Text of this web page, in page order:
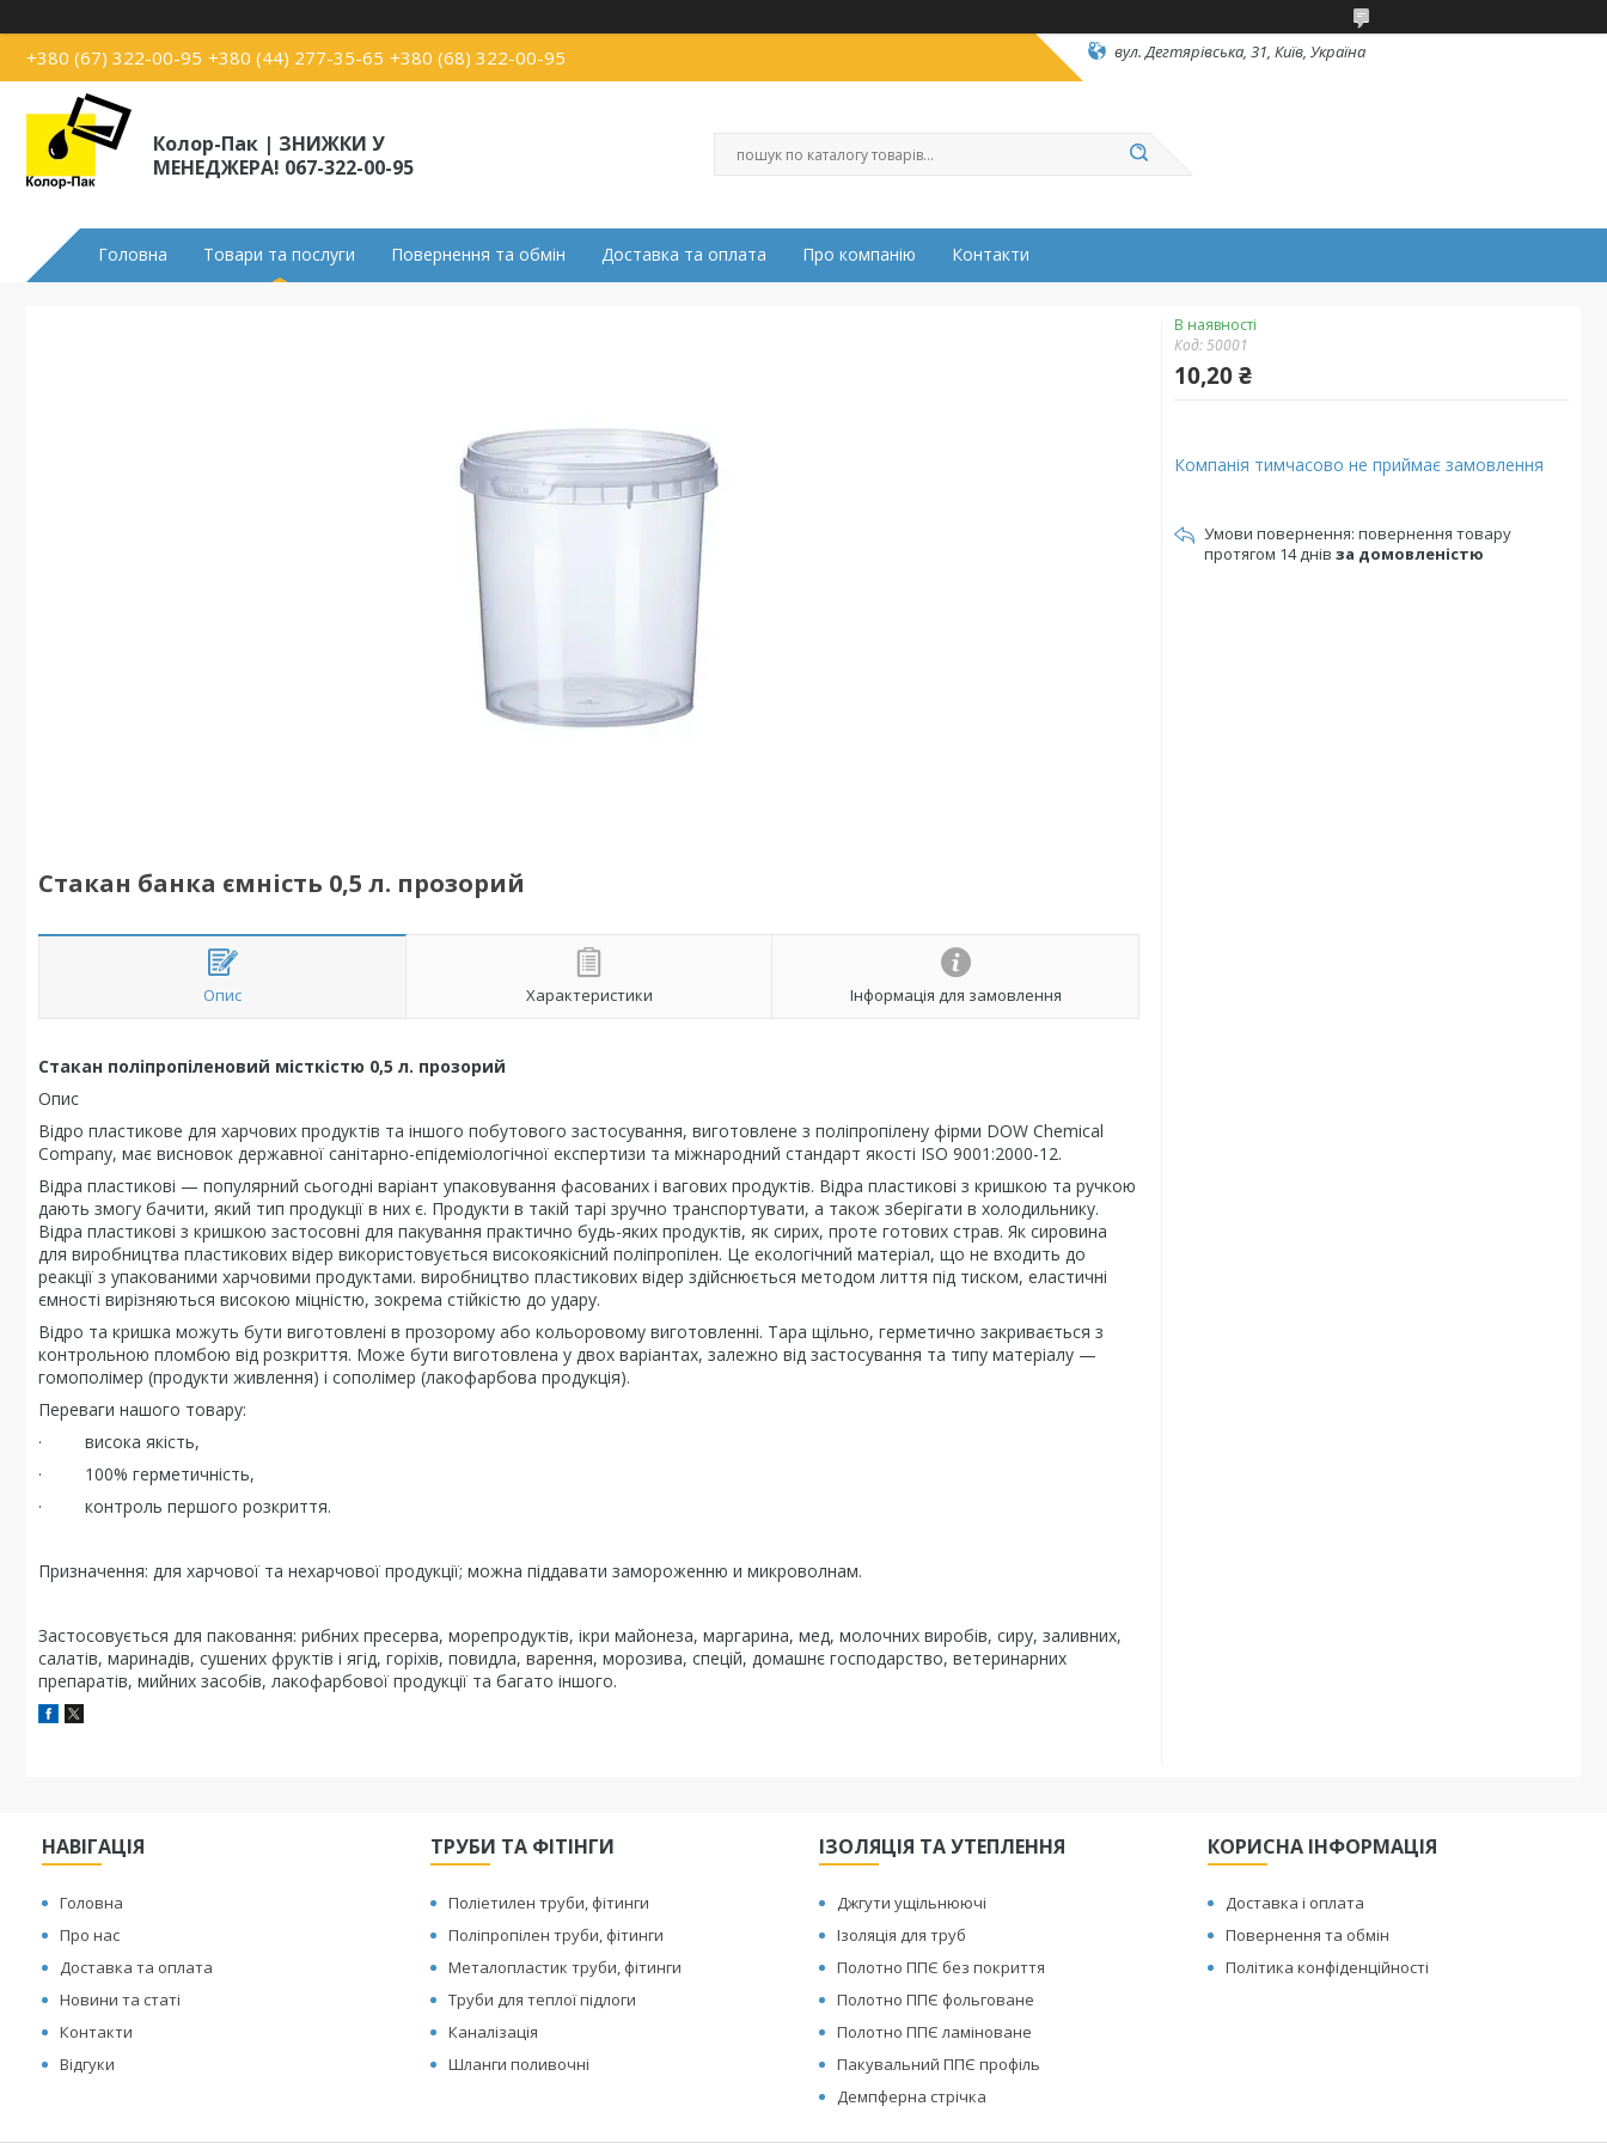
+380 (67) 322-00-95 +380 (44) 277-35-65 +380 (68) 322-00-95 вул. Дегтярівська, 31, Київ, Україна
Колор-Пак | ЗНИЖКИ У
МЕНЕДЖЕРА! 067-322-00-95
Головна Товари та послуги Повернення та обмін Доставка та оплата Про компанію Контакти
Стакан банка ємність 0,5 л. прозорий
Опис Характеристики Інформація для замовлення
Стакан поліпропіленовий місткістю 0,5 л. прозорий
Опис
Відро пластикове для харчових продуктів та іншого побутового застосування, виготовлене з поліпропілену фірми DOW Chemical
Company, має висновок державної санітарно-епідеміологічної експертизи та міжнародний стандарт якості ISO 9001:2000-12.
Відра пластикові — популярний сьогодні варіант упаковування фасованих і вагових продуктів. Відра пластикові з кришкою та ручкою
дають змогу бачити, який тип продукції в них є. Продукти в такій тарі зручно транспортувати, а також зберігати в холодильнику.
Відра пластикові з кришкою застосовні для пакування практично будь-яких продуктів, як сирих, проте готових страв. Як сировина
для виробництва пластикових відер використовується високоякісний поліпропілен. Це екологічний матеріал, що не входить до
реакції з упакованими харчовими продуктами. виробництво пластикових відер здійснюється методом лиття під тиском, еластичні
ємності вирізняються високою міцністю, зокрема стійкістю до удару.
Відро та кришка можуть бути виготовлені в прозорому або кольоровому виготовленні. Тара щільно, герметично закривається з
контрольною пломбою від розкриття. Може бути виготовлена у двох варіантах, залежно від застосування та типу матеріалу —
гомополімер (продукти живлення) і сополімер (лакофарбова продукція).
Переваги нашого товару:
· висока якість,
· 100% герметичність,
· контроль першого розкриття.
Призначення: для харчової та нехарчової продукції; можна піддавати замороженню и микроволнам.
Застосовується для паковання: рибних пресерва, морепродуктів, ікри майонеза, маргарина, мед, молочних виробів, сиру, заливних,
салатів, маринадів, сушених фруктів і ягід, горіхів, повидла, варення, морозива, спецій, домашнє господарство, ветеринарних
препаратів, мийних засобів, лакофарбової продукції та багато іншого.
В наявності
Код:50001
10,20 ₴
Компанія тимчасово не приймає замовлення
повернення товару
протягом 14 днів за домовленістю
НАВІГАЦІЯ
Головна
Про нас
Доставка та оплата
Новини та статі
Контакти
Відгуки
ТРУБИ ТА ФІТІНГИ
Поліетилен труби, фітинги
Поліпропілен труби, фітинги
Металопластик труби, фітинги
Труби для теплої підлоги
Каналізація
Шланги поливочні
ІЗОЛЯЦІЯ ТА УТЕПЛЕННЯ
Джгути ущільнюючі
Ізоляція для труб
Полотно ППЄ без покриття
Полотно ППЄ фольговане
Полотно ППЄ ламіноване
Пакувальний ППЄ профіль
Демпферна стрічка
КОРИСНА ІНФОРМАЦІЯ
Доставка і оплата
Повернення та обмін
Політика конфіденційності